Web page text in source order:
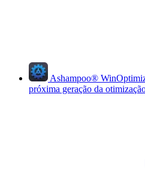
Ashampoo®
próxima geração da